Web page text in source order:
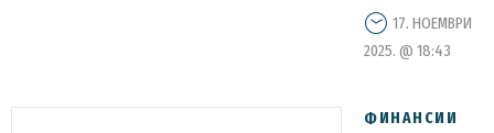
17. НОЕМВРИ
2025. @ 18:43
ФИНАНСИИ